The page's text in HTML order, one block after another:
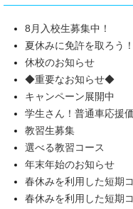
8月入校生募集中！
夏休みに免許を取ろう！
休校のお知らせ
◆重要なお知らせ◆
キャンペーン展開中
学生さん！普通車応援
教習生募集
選べる教習コース
年末年始のお知らせ
春休みを利用した短期
春休みを利用した短期